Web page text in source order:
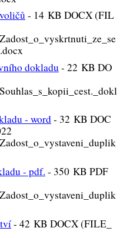
- 14 KB DOCX (FIL
dokladu - 22 KB DO
- word- 32 KB DOC
- pdf. - 350 KB PDF
- 42 KB DOCX (FILE_